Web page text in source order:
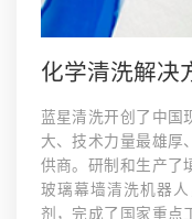
化学清洗解决
蓝星清洗开创了中国
大、技术力量最雄厚
供商。研制和生产了
玻璃幕墙清洗机器
剂，完成了国家重点